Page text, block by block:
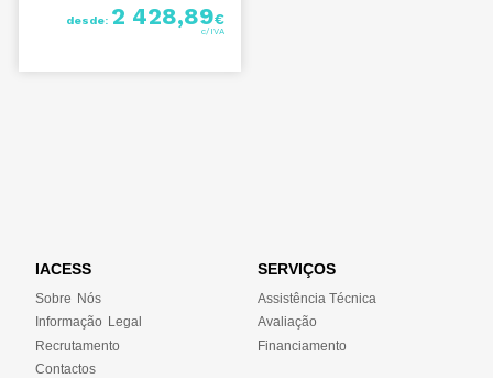
desde: 2 428,89€
IACESS
Sobre Nós
Informação Legal
Recrutamento
Contactos
SERVIÇOS
Assistência Técnica
Avaliação
Financiamento